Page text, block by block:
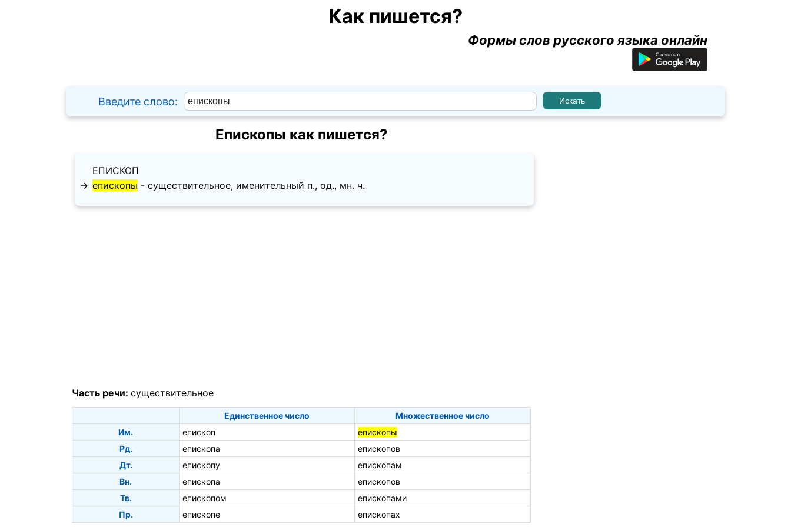
Как пишется?
Формы слов русского языка онлайн
Введите слово:
Епископы как пишется?
ЕПИСКОП
→ епископы - существительное, именительный п., од., мн. ч.
Часть речи: существительное
Единственное число
Множественное число
Им.
епископ
епископы
Рд.
епископа
епископов
Дт.
епископу
епископам
Вн.
епископа
епископов
Тв.
епископом
епископами
Пр.
епископе епископах